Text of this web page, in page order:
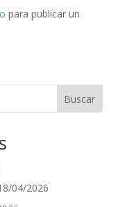
para publicar un
Buscar
04/2026